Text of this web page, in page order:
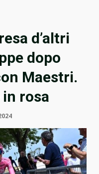
d’altri
dopo
Maestri.
rosa